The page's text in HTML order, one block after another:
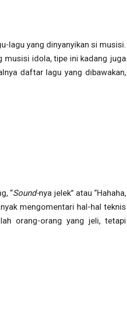
lagu yang dinyanyikan si musisi.
musisi idola, tipe ini kadang juga
daftar lagu yang dibawakan,
“Sound-nya jelek” atau “Hahaha,
mengomentari hal-hal teknis
orang-orang yang jeli, tetapi